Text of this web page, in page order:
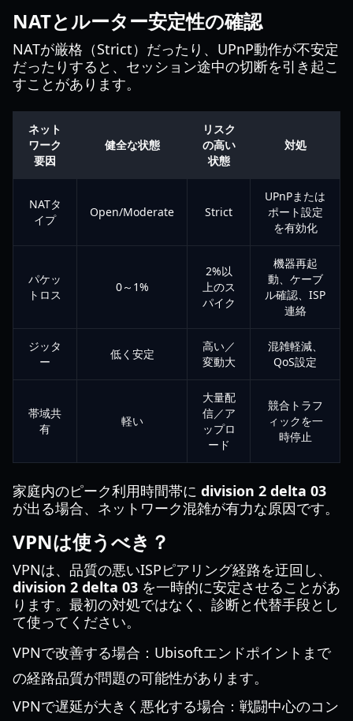
NATとルーター安定性の確認
NATが厳格（Strict）だったり、UPnP動作が不安定
だったりすると、セッション途中の切断を引き起こ
すことがあります。
ネット
ワーク
要因
健全な状態
リスク
の高い
状態
対処
NATタ
イプ
Open/Moderate Strict
UPnPまたは
ポート設定
を有効化
パケッ
トロス
0～1%
2%以
上のス
パイク
機器再起
動、ケーブ
ル確認、ISP
連絡
ジッタ
ー
低く安定
高い／
変動大
混雑軽減、
QoS設定
帯域共
有
軽い
大量配
信／ア
ップロ
ード
競合トラフ
ィックを一
時停止
家庭内のピーク利用時間帯に division 2 delta 03
が出る場合、ネットワーク混雑が有力な原因です。
VPNは使うべき？
VPNは、品質の悪いISPピアリング経路を迂回し、
division 2 delta 03 を一時的に安定させることがあ
ります。最初の対処ではなく、診断と代替手段とし
て使ってください。
VPNで改善する場合：Ubisoftエンドポイントまで
の経路品質が問題の可能性があります。
VPNで遅延が大きく悪化する場合：戦闘中心のコン